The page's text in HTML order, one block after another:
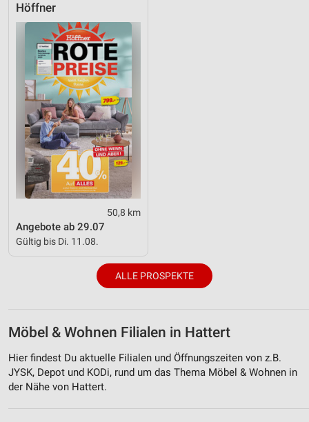
Höffner
50,8 km
Angebote ab 29.07
Gültig bis Di. 11.08.
ALLE PROSPEKTE
Möbel & Wohnen Filialen in Hattert
Hier findest Du aktuelle Filialen und Öffnungszeiten von z.B.
JYSK, Depot und KODi, rund um das Thema Möbel & Wohnen in
der Nähe von Hattert.